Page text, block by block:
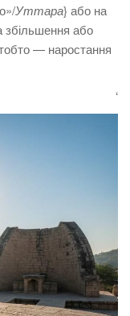
Уттара} або на
збільшення або
— наростання
‘